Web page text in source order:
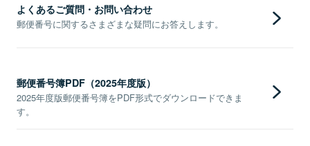
よくあるご質問・お問い合わせ
郵便番号に関するさまざまな疑問にお答えします。
郵便番号簿PDF（2025年度版）
2025年度版郵便番号簿をPDF形式でダウンロードできま
す。